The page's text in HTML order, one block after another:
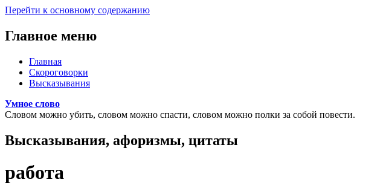
Перейти к основному содержанию
Главное меню
Главная
Скороговорки
Высказывания
Умное слово
Словом можно убить, словом можно спасти, словом можно полки за собой повести.
Высказывания, афоризмы, цитаты
работа